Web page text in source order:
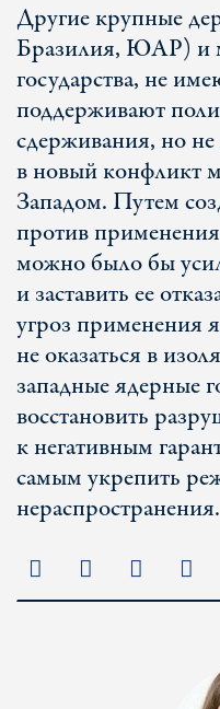
Другие крупные
Бразилия, ЮАР) и
государства, не
поддерживают
сдерживания, но
в новый конфликт
Западом. Путем
против
можно было бы
и заставить ее
угроз применения
не оказаться в
западные ядерные
восстановить
к негативным
самым укрепить
нераспространения.